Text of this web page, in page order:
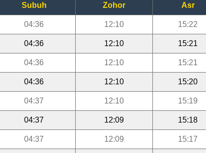
Subuh Zohor Asr
04:36 12:10 15:22
04:36 12:10 15:21
04:36 12:10 15:21
04:36 12:10 15:20
04:37 12:10 15:19
04:37 12:09 15:18
04:37 12:09 15:17